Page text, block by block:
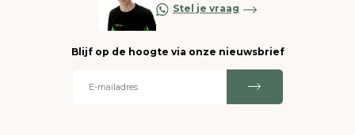
Stel je vraag
Blijf op de hoogte via onze nieuwsbrief